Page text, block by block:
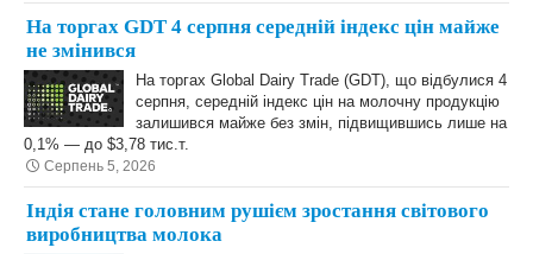
На торгах GDT 4 серпня середній індекс цін майже
не змінився
На торгах Global Dairy Trade (GDT), що відбулися 4
серпня, середній індекс цін на молочну продукцію
залишився майже без змін, підвищившись лише на
0,1% — до $3,78 тис.т.
Серпень 5, 2026
Індія стане головним рушієм зростання світового
виробництва молока